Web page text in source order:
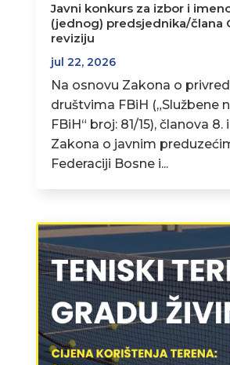
Javni konkurs za izbor i
(jednog) predsjednika/člana
reviziju
jul 22, 2026
Na osnovu Zakona o
društvima FBiH („Službene
FBiH“ broj: 81/15), članova 8.
Zakona o javnim
Federaciji Bosne i...